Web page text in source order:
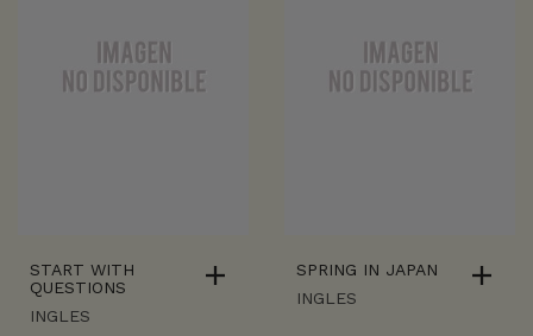
START WITH
QUESTIONS
INGLES
SPRING IN JAPAN
INGLES